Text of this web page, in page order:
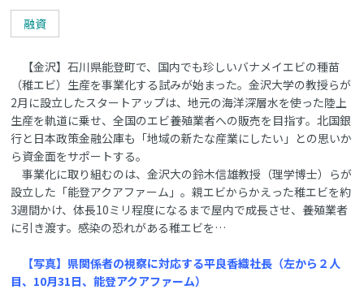
融資
【金沢】石川県能登町で、国内でも珍しいバナメイエビの種苗
（稚エビ）生産を事業化する試みが始まった。金沢大学の教授らが
2月に設立したスタートアップは、地元の海洋深層水を使った陸上
生産を軌道に乗せ、全国のエビ養殖業者への販売を目指す。北国銀
行と日本政策金融公庫も「地域の新たな産業にしたい」との思いか
ら資金面をサポートする。
事業化に取り組むのは、金沢大の鈴木信雄教授（理学博士）らが
設立した「能登アクアファーム」。親エビからかえった稚エビを約
3週間かけ、体長10ミリ程度になるまで屋内で成長させ、養殖業者
に引き渡す。感染の恐れがある稚エビを…
【写真】県関係者の視察に対応する平良香織社長（左から２人
目、10月31日、能登アクアファーム）